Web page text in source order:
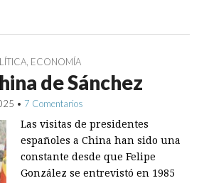
ECONOMÍA
de Sánchez
• 7 Comentarios
Las visitas de presidentes
españoles a China han sido una
constante desde que Felipe
González se entrevistó en 1985